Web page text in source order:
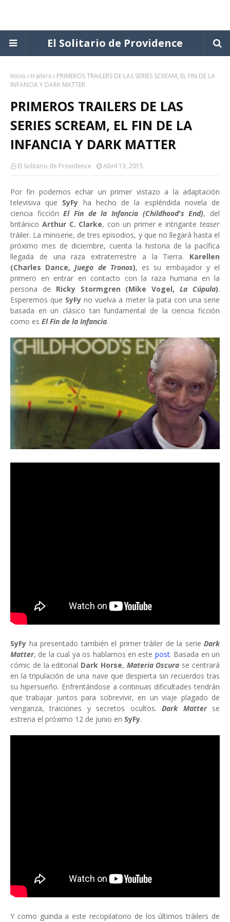
El Solitario de Providence
Inicio trailers
PRIMEROS TRAILERS DE LAS SERIES SCREAM, EL FIN DE LA
INFANCIA Y DARK MATTER
PRIMEROS TRAILERS DE LAS
SERIES SCREAM, EL FIN DE LA
INFANCIA Y DARK MATTER
El Solitario de Providence Abril 13, 2015
Por fin podemos echar un primer vistazo a la adaptación
televisiva que SyFy ha hecho de la espléndida novela de
ciencia ficciónEl Fin de la Infancia (Childhood's End), del
británico Arthur C. Clarke, con un primer e intriganteteaser
tráiler. La miniserie, de tres episodios, y que no llegará hasta el
próximo mes de diciembre, cuenta la historia de la pacífica
llegada de una raza extraterrestre a la Tierra. Karellen
(Charles Dance,Juego de Tronos), es su embajador y el
primero en entrar en contacto con la raza humana en la
persona de Ricky Stormgren (Mike Vogel,La Cúpula).
Esperemos que SyFyno vuelva a meter la pata con una serie
basada en un clásico tan fundamental de la ciencia ficción
como es El Fin de la Infancia.
SyFy ha presentado también el primer tráiler de la serie Dark
Matter, de la cual ya os hablamos en este post. Basada en un
cómic de la editorial Dark Horse, Materia Oscura se centrará
en la tripulación de una nave que despierta sin recuerdos tras
su hipersueño. Enfrentándose a continuas dificultades tendrán
que trabajar juntos para sobrevivir, en un viaje plagado de
venganza, traiciones y secretos ocultos.Dark Matterse
estrena el próximo 12 de junio en SyFy.
Y como guinda a este recopilatorio de los últimos tráilers de